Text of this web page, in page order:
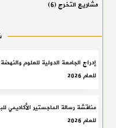
مشاريع التخرج(6)
للعام 2026
مناقشة رسالة الماجستير الأكاديمي
للعام 2026